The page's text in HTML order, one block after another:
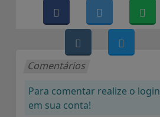
Comentários
Para comentar realize o login
em sua conta!